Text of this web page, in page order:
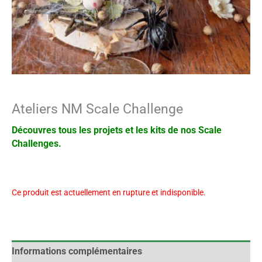
Ateliers NM Scale Challenge
Découvres tous les projets et les kits de nos Scale
Challenges.
Ce produit est actuellement en rupture et indisponible.
Informations complémentaires